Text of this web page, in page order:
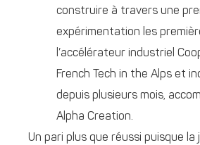
construire à travers une
expérimentation les
l’accélérateur industriel
French Tech in the Alps et
depuis plusieurs mois,
Alpha Creation.
Un pari plus que réussi puisque la